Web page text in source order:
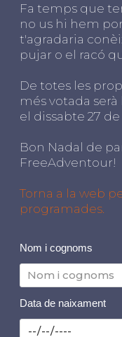
Fa temps que
no us hi hem
t'agradaria
pujar o el racó
De totes les
més votada
el dissabte 27
Bon Nadal de
FreeAdventour!
Torna a la web
programades.
Nom i cognoms
Data de naixament